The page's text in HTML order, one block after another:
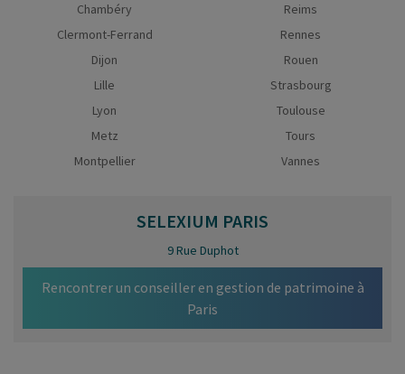
Chambéry
Clermont-Ferrand
Dijon
Lille
Lyon
Metz
Montpellier
Reims
Rennes
Rouen
Strasbourg
Toulouse
Tours
Vannes
SELEXIUM PARIS
9 Rue Duphot
Rencontrer un conseiller en gestion de patrimoine à
Paris